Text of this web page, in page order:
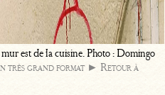
est de la cuisine. Photo : Domingo
très grand format ► Retour à